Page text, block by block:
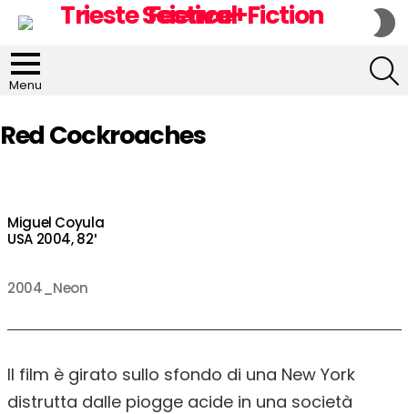
Menu
Red Cockroaches
Miguel Coyula
USA 2004, 82′
2004_Neon
Il film è girato sullo sfondo di una New York
distrutta dalle piogge acide in una società